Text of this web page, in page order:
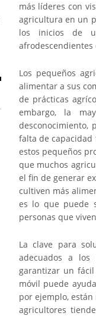
más líderes con
agricultura en un
los inicios de
afrodescendientes
Los pequeños
alimentar a sus
de prácticas
embargo, la
desconocimiento,
falta de
estos pequeños
que muchos
el fin de generar
cultiven más
es lo que puede
personas que
La clave para
adecuados a los
garantizar un
móvil puede
por ejemplo,
agricultores